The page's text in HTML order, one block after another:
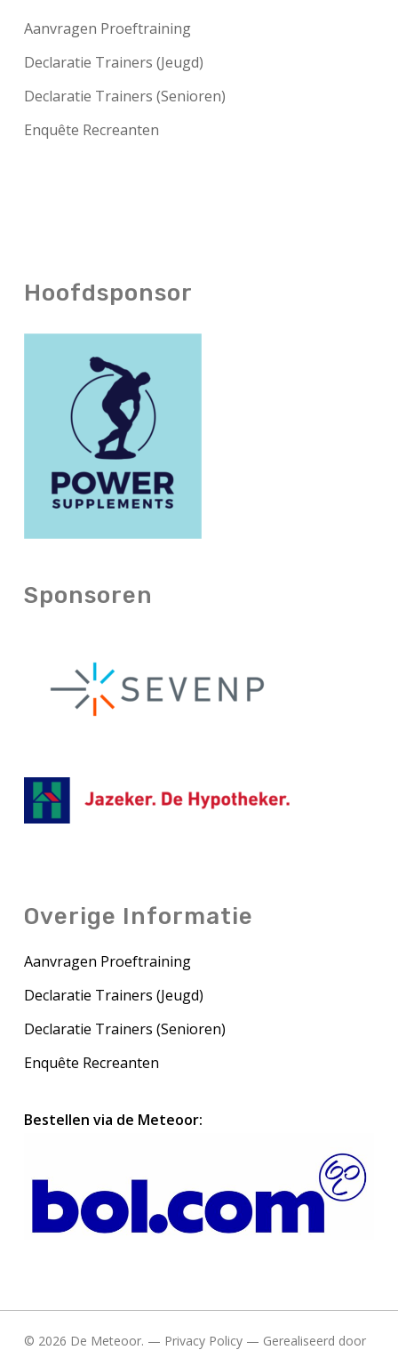
Aanvragen Proeftraining
Declaratie Trainers (Jeugd)
Declaratie Trainers (Senioren)
Enquête Recreanten
Hoofdsponsor
Sponsoren
Overige Informatie
Aanvragen Proeftraining
Declaratie Trainers (Jeugd)
Declaratie Trainers (Senioren)
Enquête Recreanten
Bestellen via de Meteoor:
© 2026 De Meteoor. — Privacy Policy— Gerealiseerd door